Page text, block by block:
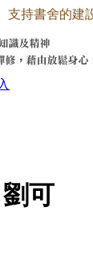
支持書舍的建
可